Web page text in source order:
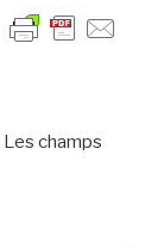
Les champs